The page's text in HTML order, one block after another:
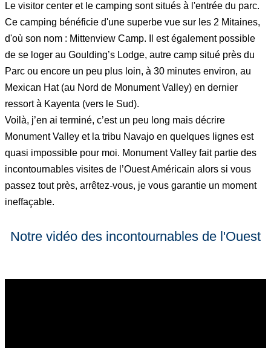
Le visitor center et le camping sont situés à l'entrée du parc.
Ce camping bénéficie d'une superbe vue sur les 2 Mitaines,
d'où son nom : Mittenview Camp. Il est également possible
de se loger au Goulding’s Lodge, autre camp situé près du
Parc ou encore un peu plus loin, à 30 minutes environ, au
Mexican Hat (au Nord de Monument Valley) en dernier
ressort à Kayenta (vers le Sud).
Voilà, j’en ai terminé, c’est un peu long mais décrire
Monument Valley et la tribu Navajo en quelques lignes est
quasi impossible pour moi. Monument Valley fait partie des
incontournables visites de l’Ouest Américain alors si vous
passez tout près, arrêtez-vous, je vous garantie un moment
ineffaçable.
Notre vidéo des incontournables de l'Ouest